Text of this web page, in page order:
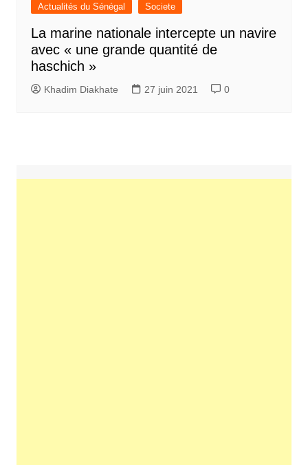
Actualités du Sénégal Societe
La marine nationale intercepte un navire
avec « une grande quantité de
haschich »
Khadim Diakhate 27 juin 2021 0